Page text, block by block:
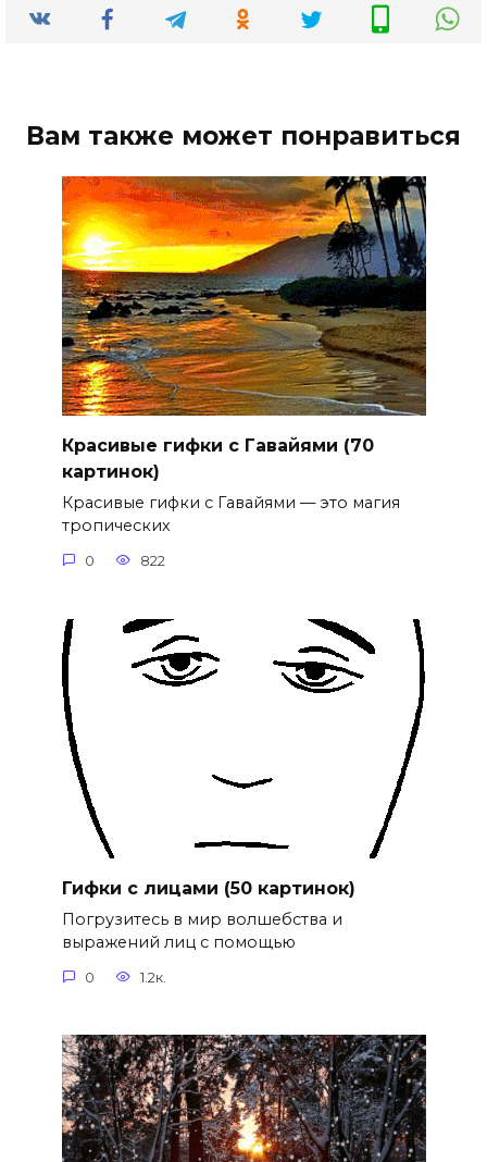
Вам также может понравиться
Красивые гифки с Гавайями (70
картинок)
Красивые гифки с Гавайями — это магия
тропических
0 822
Гифки с лицами (50 картинок)
Погрузитесь в мир волшебства и
выражений лиц с помощью
0 1.2к.